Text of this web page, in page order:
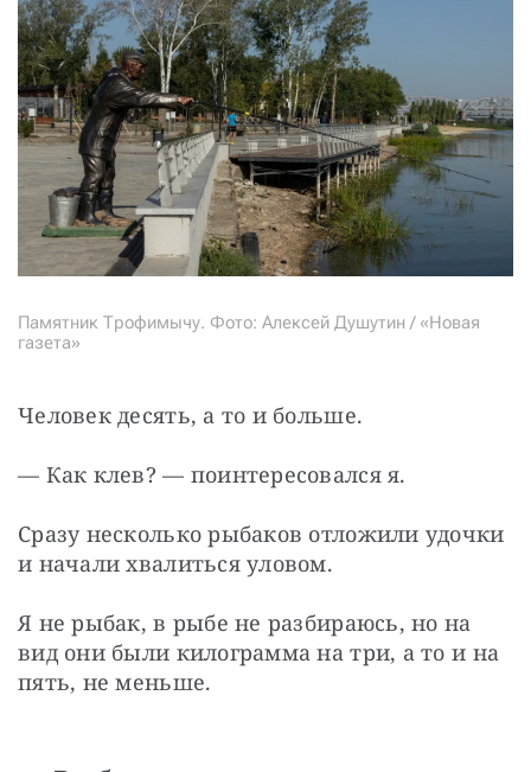
Памятник Трофимычу. Фото: Алексей Душутин / «Новая
газета»
Человек десять, а то и больше.
— Как клев? — поинтересовался я.
Сразу несколько рыбаков отложили удочки
и начали хвалиться уловом.
Я не рыбак, в рыбе не разбираюсь, но на
вид они были килограмма на три, а то и на
пять, не меньше.